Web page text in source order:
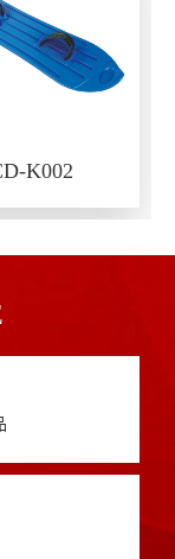
K002